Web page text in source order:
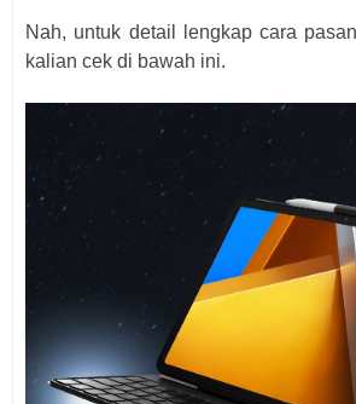
Nah, untuk detail lengkap cara
kalian cek di bawah ini.